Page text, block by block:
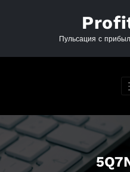
Пульсация с